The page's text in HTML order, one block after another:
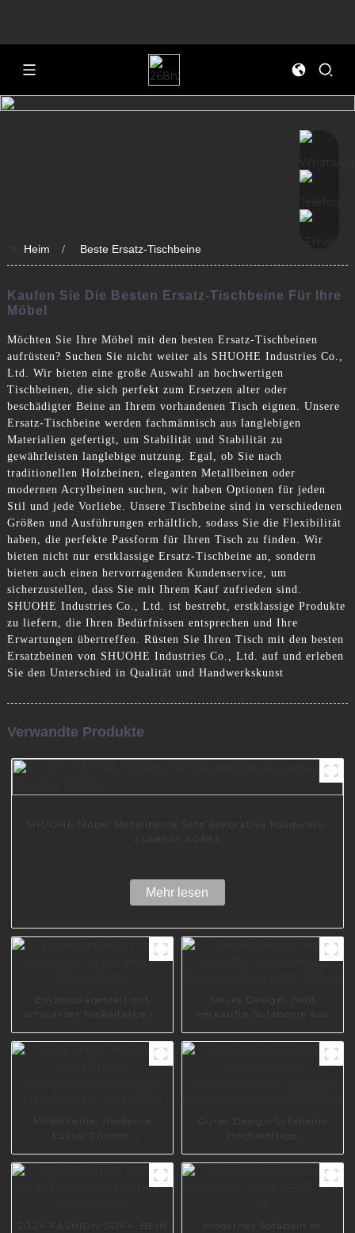
>> Heim Beste Ersatz-Tischbeine
Kaufen Sie Die Besten Ersatz-Tischbeine Für Ihre
Möbel
Möchten Sie Ihre Möbel mit den besten Ersatz-Tischbeinen
aufrüsten? Suchen Sie nicht weiter als SHUOHE Industries Co.,
Ltd. Wir bieten eine große Auswahl an hochwertigen
Tischbeinen, die sich perfekt zum Ersetzen alter oder
beschädigter Beine an Ihrem vorhandenen Tisch eignen. Unsere
Ersatz-Tischbeine werden fachmännisch aus langlebigen
Materialien gefertigt, um Stabilität und Stabilität zu
gewährleisten langlebige nutzung. Egal, ob Sie nach
traditionellen Holzbeinen, eleganten Metallbeinen oder
modernen Acrylbeinen suchen, wir haben Optionen für jeden
Stil und jede Vorliebe. Unsere Tischbeine sind in verschiedenen
Größen und Ausführungen erhältlich, sodass Sie die Flexibilität
haben, die perfekte Passform für Ihren Tisch zu finden. Wir
bieten nicht nur erstklassige Ersatz-Tischbeine an, sondern
bieten auch einen hervorragenden Kundenservice, um
sicherzustellen, dass Sie mit Ihrem Kauf zufrieden sind.
SHUOHE Industries Co., Ltd. ist bestrebt, erstklassige Produkte
zu liefern, die Ihren Bedürfnissen entsprechen und Ihre
Erwartungen übertreffen. Rüsten Sie Ihren Tisch mit den besten
Ersatzbeinen von SHUOHE Industries Co., Ltd. auf und erleben
Sie den Unterschied in Qualität und Handwerkskunst
Verwandte Produkte
SHUOHE Möbel Metallbeine Sofa dekorative Hardware-
Zubehör A0583
Mehr lesen
Einzelsofagestell mit
schwarzer Nickelfarbe in
Neues Design, heiß
verkaufte Sofabeine aus
09
Möbelbeine, moderne
Luxus-Chrom-
Metallschrank-Sofa-I2839
Gutes Design Sofabeine
Hochwertige
Sofabeinzubehör I3173-
2024 FASHION SOFA-BEIN
Modernes Sofabein in